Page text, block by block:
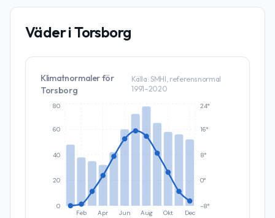
Väder iTorsborg
Klimatnormaler för
Torsborg
Källa: SMHI, referensnormal
1991–2020
Feb Apr Jun Aug Okt Dec
0
20
40
60
80
-8°
0°
8°
16°
24°